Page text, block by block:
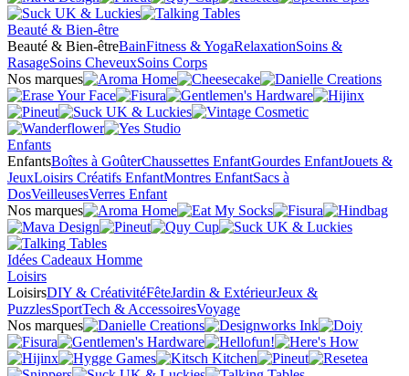
Beauté & Bien-être
Beauté & Bien-êtreBainFitness & YogaRelaxationSoins &
RasageSoins CheveuxSoins Corps
Nos marques
Enfants
EnfantsBoîtes à GoûterChaussettes EnfantGourdes EnfantJouets &
JeuxLoisirs Créatifs EnfantMontres EnfantSacs à
DosVeilleusesVerres Enfant
Nos marques
Idées Cadeaux Homme
Loisirs
LoisirsDIY & CréativitéFêteJardin & ExtérieurJeux &
PuzzlesSportTech & AccessoiresVoyage
Nos marques